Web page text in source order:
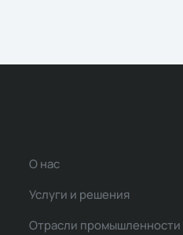
О нас
Услуги и решения
Отрасли промышленности